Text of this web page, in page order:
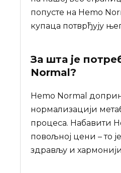
попусте на Hemo
купаца потврђују
За шта је
Normal?
Hemo Normal
нормализацији
процеса. Набавити
повољној цени – то
здрављу и